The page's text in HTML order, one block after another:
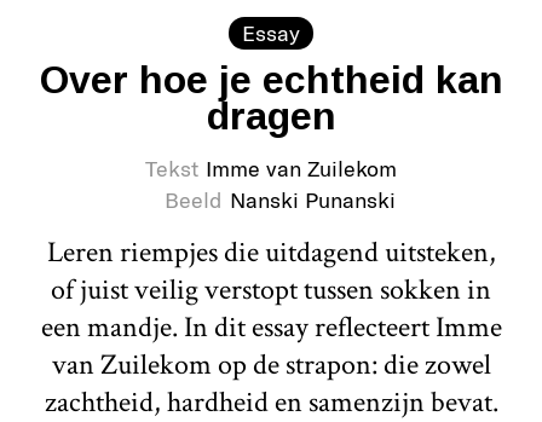
Essay
Over hoe je echtheid kan
dragen
Tekst Imme van Zuilekom
Beeld Nanski Punanski
Leren riempjes die uitdagend uitsteken,
of juist veilig verstopt tussen sokken in
een mandje. In dit essay reflecteert Imme
van Zuilekom op de strapon: die zowel
zachtheid, hardheid en samenzijn bevat.